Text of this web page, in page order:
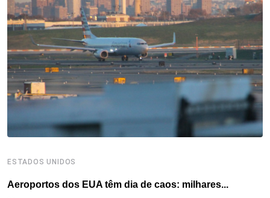
o
o
k
r
d
I
n
r
s
t
d A
p
ESTADOS UNIDOS
Aeroportos dos EUA têm dia de caos: milhares...